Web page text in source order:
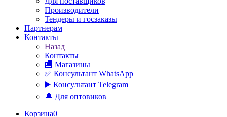
Производители
Тендеры и госзаказы
Партнерам
Контакты
Назад
Контакты
🏬 Магазины
✅️ Консультант WhatsApp
▶️ Консультант Telegram
🔔 Для оптовиков
Корзина0